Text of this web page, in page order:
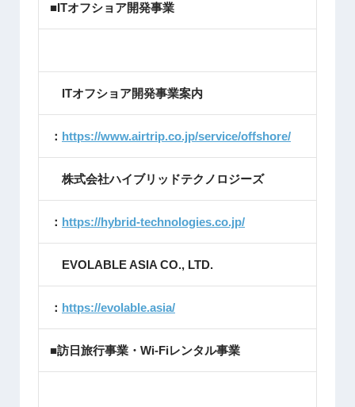
■ITオフショア開発事業
ITオフショア開発事業案内
： https://www.airtrip.co.jp/service/offshore/
株式会社ハイブリッドテクノロジーズ
： https://hybrid-technologies.co.jp/
EVOLABLE ASIA CO., LTD.
： https://evolable.asia/
■訪日旅行事業・Wi-Fiレンタル事業